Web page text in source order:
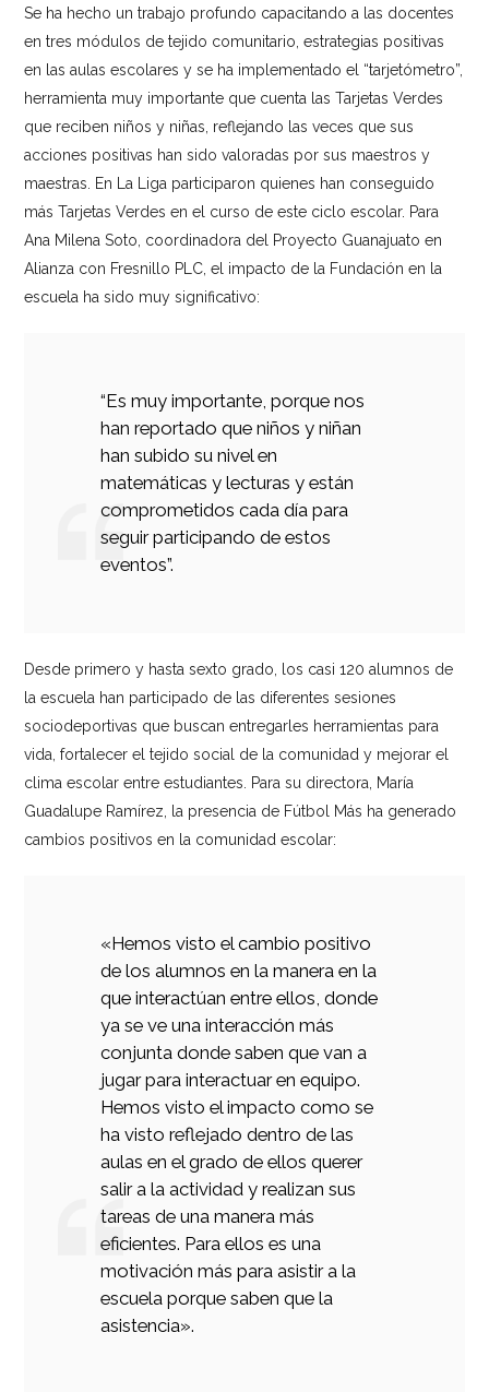
Se ha hecho un trabajo profundo capacitando a las docentes
en tres módulos de tejido comunitario, estrategias positivas
en las aulas escolares y se ha implementado el “tarjetómetro”,
herramienta muy importante que cuenta las Tarjetas Verdes
que reciben niños y niñas, reflejando las veces que sus
acciones positivas han sido valoradas por sus maestros y
maestras. En La Liga participaron quienes han conseguido
más Tarjetas Verdes en el curso de este ciclo escolar. Para
Ana Milena Soto, coordinadora del Proyecto Guanajuato en
Alianza con Fresnillo PLC, el impacto de la Fundación en la
escuela ha sido muy significativo:
“Es muy importante, porque nos
han reportado que niños y niñan
han subido su nivel en
matemáticas y lecturas y están
comprometidos cada día para
seguir participando de estos
eventos”.
Desde primero y hasta sexto grado, los casi 120 alumnos de
la escuela han participado de las diferentes sesiones
sociodeportivas que buscan entregarles herramientas para
vida, fortalecer el tejido social de la comunidad y mejorar el
clima escolar entre estudiantes. Para su directora, María
Guadalupe Ramírez, la presencia de Fútbol Más ha generado
cambios positivos en la comunidad escolar:
«Hemos visto el cambio positivo
de los alumnos en la manera en la
que interactúan entre ellos, donde
ya se ve una interacción más
conjunta donde saben que van a
jugar para interactuar en equipo.
Hemos visto el impacto como se
ha visto reflejado dentro de las
aulas en el grado de ellos querer
salir a la actividad y realizan sus
tareas de una manera más
eficientes. Para ellos es una
motivación más para asistir a la
escuela porque saben que la
asistencia».